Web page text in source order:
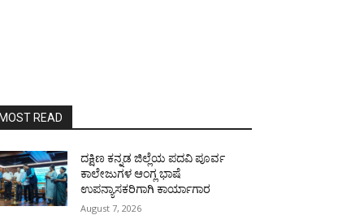
READ
ದಕ್ಷಿಣ ಕನ್ನಡ ಜಿಲ್ಲೆಯ ಪದವಿ ಪೂರ್ವ
ಕಾಲೇಜುಗಳ ಆಂಗ್ಲ ಭಾಷೆ
ಉಪನ್ಯಾಸಕರಿಗಾಗಿ ಕಾರ್ಯಾಗಾರ
August 7, 2026